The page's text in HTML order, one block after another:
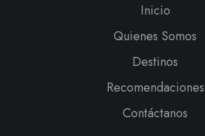
Inicio
Quienes Somos
Destinos
Recomendaciones
Contáctanos